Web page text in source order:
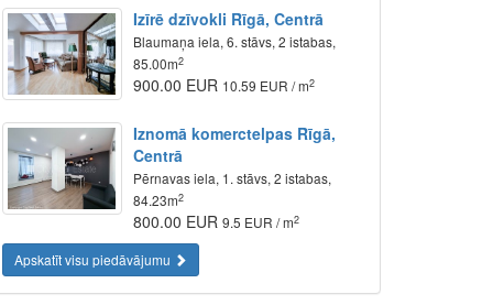
Izīrē dzīvokli Rīgā, Centrā
Blaumaņa iela, 6. stāvs, 2 istabas,
85.00m2
900.00 EUR 10.59 EUR / m2
Iznomā komerctelpas Rīgā,
Centrā
Pērnavas iela, 1. stāvs, 2 istabas,
84.23m2
800.00 EUR9.5 EUR / m2
Apskatīt visu piedāvājumu